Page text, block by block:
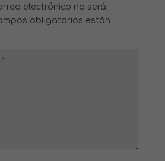
electrónico no será
obligatorios están